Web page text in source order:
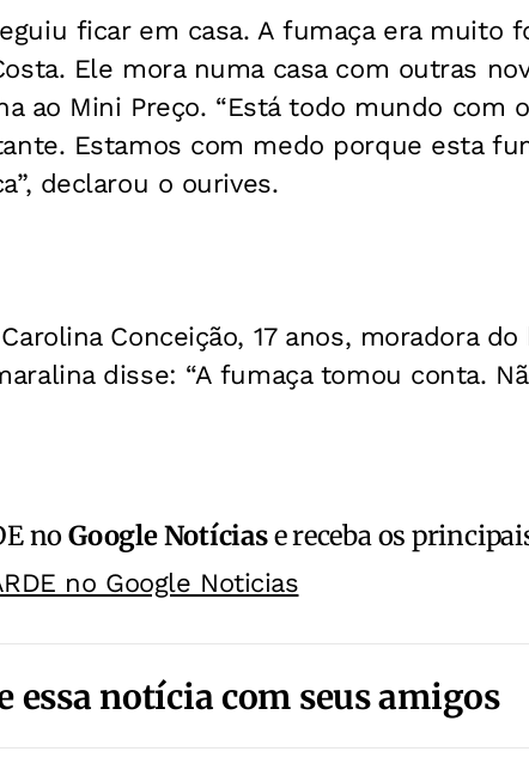
ficar em casa. A fumaça era muito
Ele mora numa casa com outras
ao Mini Preço. “Está todo mundo com
Estamos com medo porque esta
declarou o ourives.
Conceição, 17 anos, moradora
disse: “A fumaça tomou conta.
noGoogle Notíciase receba os
no Google Noticias
essa notícia com seus amigos